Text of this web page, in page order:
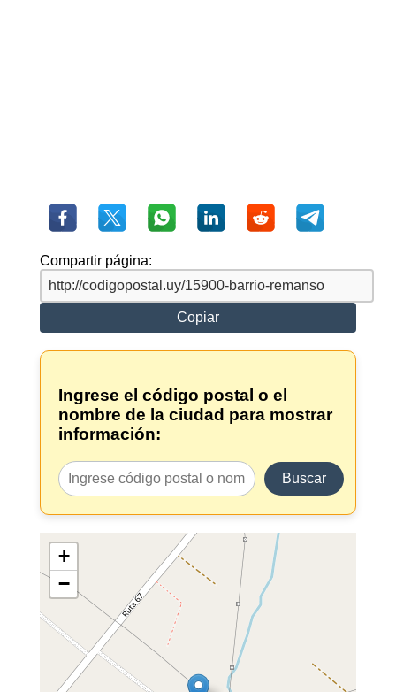
Compartir página:
Copiar
Ingrese el código postal o el
nombre de la ciudad para mostrar
información:
Buscar
+
−